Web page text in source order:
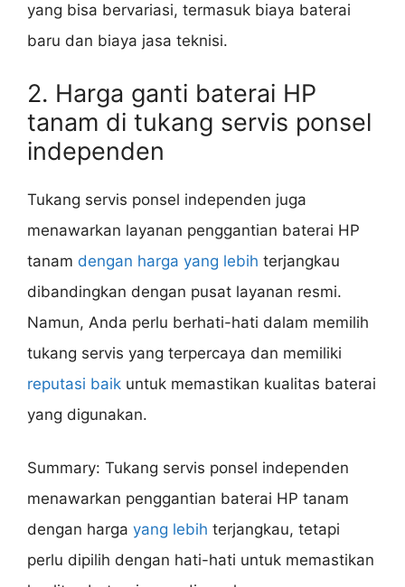
yang bisa bervariasi, termasuk biaya baterai
baru dan biaya jasa teknisi.
2. Harga ganti baterai HP
tanam di tukang servis ponsel
independen
Tukang servis ponsel independen juga
menawarkan layanan penggantian baterai HP
tanam dengan harga yang lebih terjangkau
dibandingkan dengan pusat layanan resmi.
Namun, Anda perlu berhati-hati dalam memilih
tukang servis yang terpercaya dan memiliki
reputasi baik untuk memastikan kualitas baterai
yang digunakan.
Summary: Tukang servis ponsel independen
menawarkan penggantian baterai HP tanam
dengan harga yang lebih terjangkau, tetapi
perlu dipilih dengan hati-hati untuk memastikan